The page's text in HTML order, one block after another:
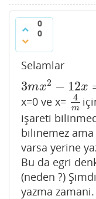
0
0
Selamlar
3mx2 − 12x
3mx2− 12 x=0
x=0 ve x=
4
m
4m
işareti
bilinemez
varsa yerine
Bu da egri
(neden ?)
yazma zamani.